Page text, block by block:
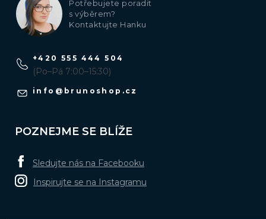
Potřebujete poradit
s výběrem?
Kontaktujte Hanku
info @ brunoshop.cz
+420 555 444 504
(Po–Pá 7:00–15:30)
POZNEJME SE BLÍŽE
Sledujte nás na Facebooku
Inspirujte se na Instagramu